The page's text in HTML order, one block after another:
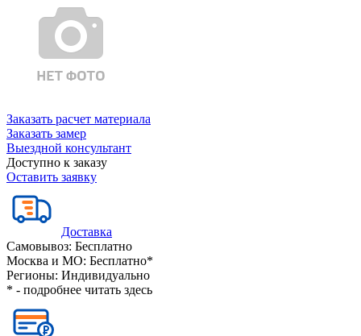
Заказать расчет материала
Заказать замер
Выездной консультант
Доступно к заказу
Оставить заявку
Доставка
Самовывоз: Бесплатно
Москва и МО: Бесплатно*
Регионы: Индивидуально
* - подробнее читать здесь